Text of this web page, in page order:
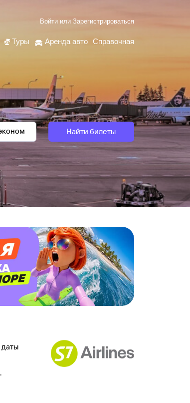
Войти или Зарегистрироваться
Туры Аренда авто Справочная
Найти билеты